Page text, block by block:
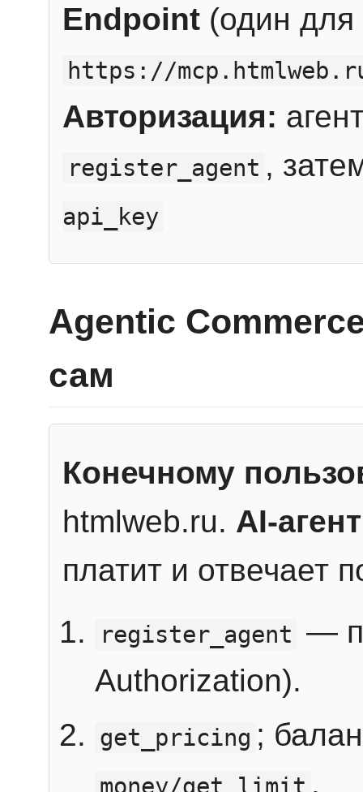
Endpoint (один для
https://
Авторизация:
register_agent ,
api_key
Agentic
сам
Конечному
htmlweb.ru. AI-агент
платит и отвечает
register_agent —
Authorization).
get_pricing ;
.